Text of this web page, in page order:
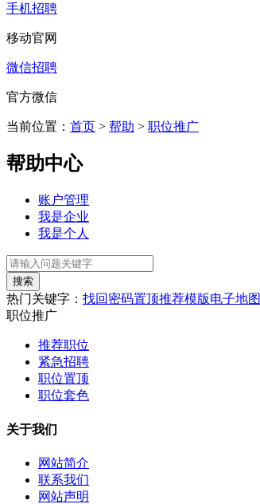
手机招聘
移动官网
微信招聘
官方微信
当前位置： 首页 > 帮助 > 职位推广
帮助中心
账户管理
我是企业
我是个人
热门关键字： 找回密码置顶推荐模版电子地图
职位推广
推荐职位
紧急招聘
职位置顶
职位套色
关于我们
网站简介
联系我们
网站声明